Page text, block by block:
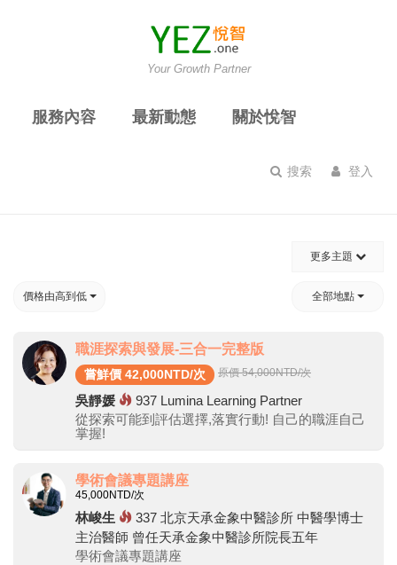
Your Growth Partner
服務內容 最新動態 關於悅智
搜索 登入
更多主題
價格由高到低 全部地點
職涯探索與發展-三合一完整版
嘗鮮價 42,000NTD/次 原價 54,000NTD/次
吳靜媛 937 Lumina Learning Partner
從探索可能到評估選擇,落實行動! 自己的職涯自己
掌握!
學術會議專題講座
45,000NTD/次
林峻生 337 北京天承金象中醫診所 中醫學博士
主治醫師 曾任天承金象中醫診所院長五年
學術會議專題講座